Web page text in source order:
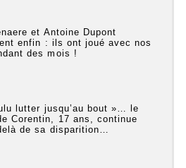
et Antoine Dupont
enfin : ils ont joué avec nos
des mois !
lutter jusqu’au bout »… le
Corentin, 17 ans, continue
de sa disparition…